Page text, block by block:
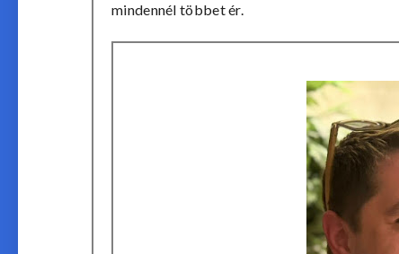
mindennél többet ér.